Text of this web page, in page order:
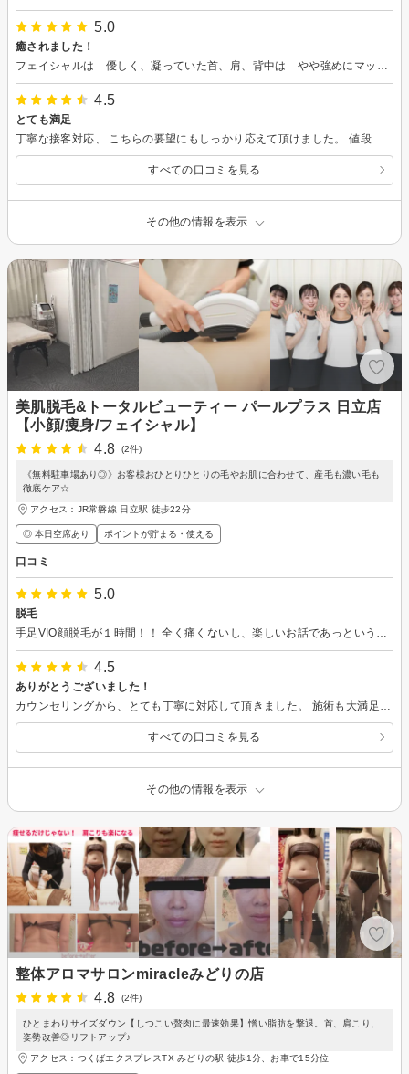
5.0
癒されました！
4.5
とても満足
丁寧な接客対応、 こちらの要望にもしっかり応えて頂けました。 値段も提供内容を考えると安いと思います。 是非またリピートしたくなるお店です。 立地場所がすこしわかりづらい以外何も不満ありませんでした
すべての口コミを見る
その他の情報を表示
美肌脱毛&トータルビューティー パールプラス 日立店
【小顔/痩身/フェイシャル】
4.8
(2件)
《無料駐車場あり◎》お客様おひとりひとりの毛やお肌に合わせて、産毛も濃い毛も
徹底ケア☆
アクセス：JR常磐線 日立駅 徒歩22分
◎ 本日空席あり ポイントが貯まる・使える
口コミ
5.0
脱毛
4.5
ありがとうございました！
すべての口コミを見る
その他の情報を表示
整体アロマサロンmiracleみどりの店
4.8
(2件)
ひとまわりサイズダウン【しつこい贅肉に最速効果】憎い脂肪を撃退。首、肩こり、
姿勢改善◎リフトアップ♪
アクセス：つくばエクスプレスTX みどりの駅 徒歩1分、お車で15分位